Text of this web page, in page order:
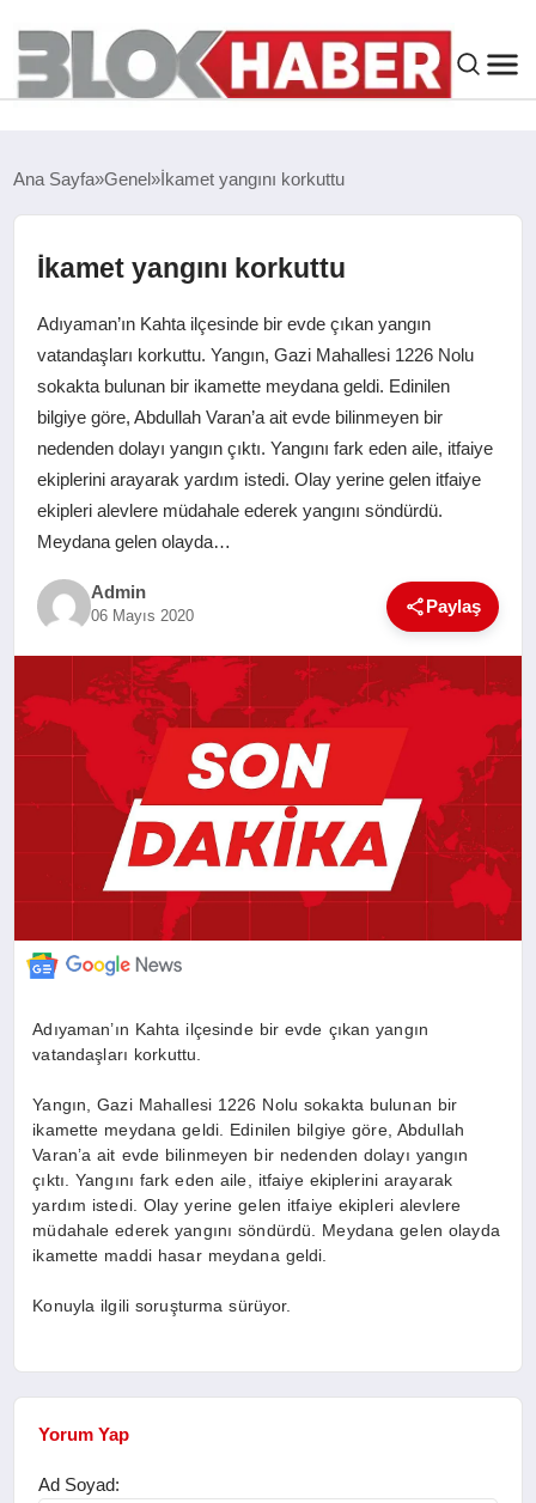
ASAYIŞ
ÇEVRE
SPOR
EKONOMI
EĞITIM
YAŞAM
SANAT
Ana Sayfa Genel İkamet yangını korkuttu
İkamet yangını korkuttu
Adıyaman’ın Kahta ilçesinde bir evde çıkan yangın
vatandaşları korkuttu. Yangın, Gazi Mahallesi 1226 Nolu
sokakta bulunan bir ikamette meydana geldi. Edinilen
bilgiye göre, Abdullah Varan’a ait evde bilinmeyen bir
nedenden dolayı yangın çıktı. Yangını fark eden aile, itfaiye
ekiplerini arayarak yardım istedi. Olay yerine gelen itfaiye
ekipleri alevlere müdahale ederek yangını söndürdü.
Meydana gelen olayda…
Admin
06 Mayıs 2020 Paylaş
Adıyaman’ın Kahta ilçesinde bir evde çıkan yangın
vatandaşları korkuttu.
Yangın, Gazi Mahallesi 1226 Nolu sokakta bulunan bir
ikamette meydana geldi. Edinilen bilgiye göre, Abdullah
Varan’a ait evde bilinmeyen bir nedenden dolayı yangın
çıktı. Yangını fark eden aile, itfaiye ekiplerini arayarak
yardım istedi. Olay yerine gelen itfaiye ekipleri alevlere
müdahale ederek yangını söndürdü. Meydana gelen olayda
ikamette maddi hasar meydana geldi.
Konuyla ilgili soruşturma sürüyor.
Yorum Yap
Ad Soyad: